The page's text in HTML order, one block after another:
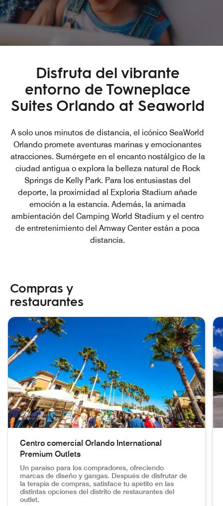
Disfruta del vibrante
entorno de Towneplace
Suites Orlando at Seaworld
A solo unos minutos de distancia, el icónico SeaWorld
Orlando promete aventuras marinas y emocionantes
atracciones. Sumérgete en el encanto nostálgico de la
ciudad antigua o explora la belleza natural de Rock
Springs de Kelly Park. Para los entusiastas del
deporte, la proximidad al Exploria Stadium añade
emoción a la estancia. Además, la animada
ambientación del Camping World Stadium y el centro
de entretenimiento del Amway Center están a poca
distancia.
Compras y
restaurantes
saltar Compras y restaurantes carrusel con 3 cartas.
Centro comercial Orlando International
Premium Outlets
Un paraíso para los compradores, ofreciendo
marcas de diseño y gangas. Después de disfrutar de
la terapia de compras, satisface tu apetito en las
distintas opciones del distrito de restaurantes del
outlet.